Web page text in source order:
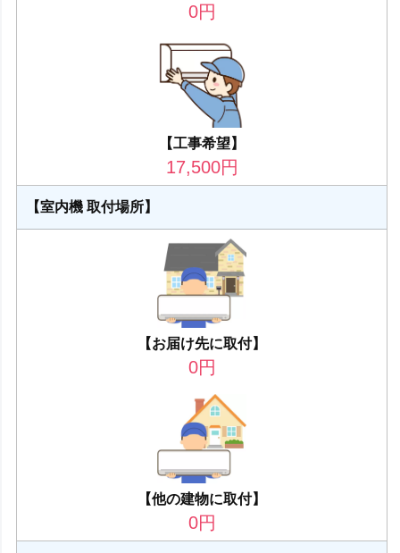
0円
【工事希望】
17,500円
【室内機 取付場所】
【お届け先に取付】
0円
【他の建物に取付】
0円